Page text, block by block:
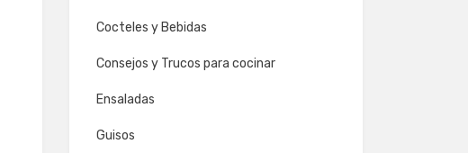
Cocteles y Bebidas
Consejos y Trucos para cocinar
Ensaladas
Guisos